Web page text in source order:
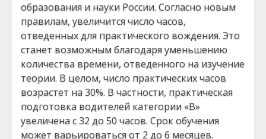
образования и науки России. Согласно новым
правилам, увеличится число часов,
отведенных для практического вождения. Это
станет возможным благодаря уменьшению
количества времени, отведенного на изучение
теории. В целом, число практических часов
возрастет на 30%. В частности, практическая
подготовка водителей категории «В»
увеличена с 32 до 50 часов. Срок обучения
может варьироваться от 2 до 6 месяцев.